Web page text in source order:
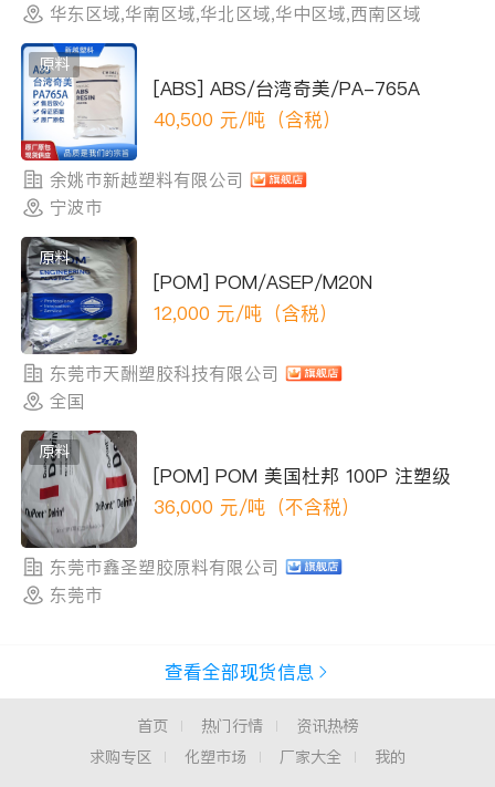
华东区域,华南区域,华北区域,华中区域,西南区域
原料
[ABS] ABS/台湾奇美/PA-765A
40,500 元/吨（含税）
余姚市新越塑料有限公司
宁波市
原料
[POM] POM/ASEP/M20N
12,000 元/吨（含税）
东莞市天酬塑胶科技有限公司
全国
原料
[POM] POM 美国杜邦 100P 注塑级
36,000 元/吨（不含税）
东莞市鑫圣塑胶原料有限公司
东莞市
查看全部现货信息
首页 热门行情
资讯热榜
求购专区
化塑市场 厂家大全 我的